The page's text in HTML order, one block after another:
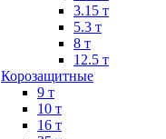
3.15 т
5.3 т
8 т
12.5 т
Корозащитные
9 т
10 т
16 т